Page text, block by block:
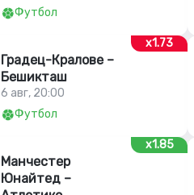
Футбол
x1.73
Градец-Кралове –
Бешикташ
6 авг, 20:00
Футбол
x1.85
Манчестер
Юнайтед –